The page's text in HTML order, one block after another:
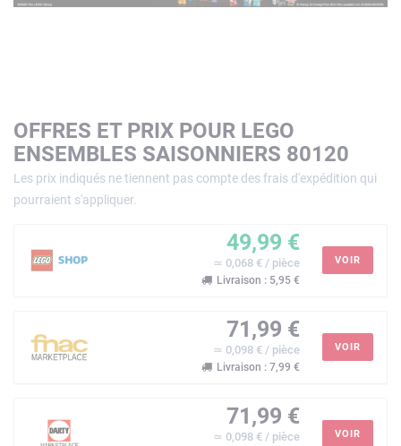
OFFRES ET PRIX POUR LEGO
ENSEMBLES SAISONNIERS 80120
Les prix indiqués ne tiennent pas compte des frais d'expédition qui
pourraient s'appliquer.
49,99 €
≃ 0,068 € / pièce
Livraison : 5,95 €
VOIR
71,99 €
≃ 0,098 € / pièce
Livraison : 7,99 €
VOIR
71,99 €
≃ 0,098 € / pièce VOIR